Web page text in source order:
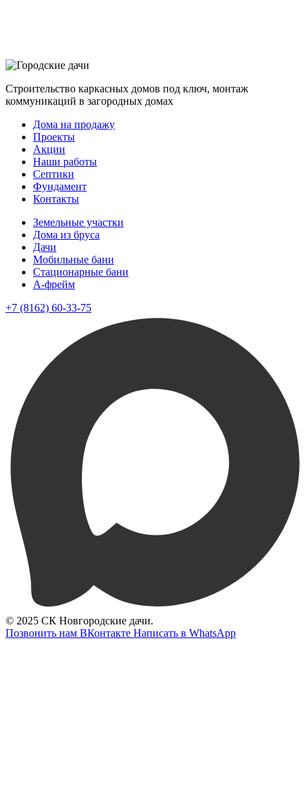
Строительство каркасных домов под ключ, монтаж
коммуникаций в загородных домах
Дома на продажу
Проекты
Акции
Наши работы
Септики
Фундамент
Контакты
Земельные участки
Дома из бруса
Дачи
Мобильные бани
Стационарные бани
A-фрейм
+7 (8162) 60-33-75
© 2025 СК Новгородские дачи.
Позвонить нам ВКонтакте Написать в WhatsApp